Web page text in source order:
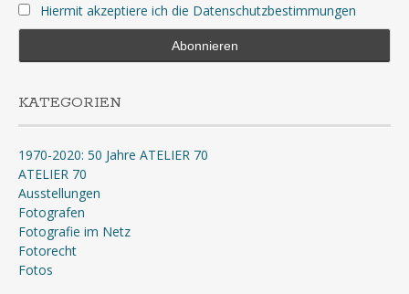
Hiermit akzeptiere ich die Datenschutzbestimmungen
KATEGORIEN
1970-2020: 50 Jahre ATELIER 70
ATELIER 70
Ausstellungen
Fotografen
Fotografie im Netz
Fotorecht
Fotos